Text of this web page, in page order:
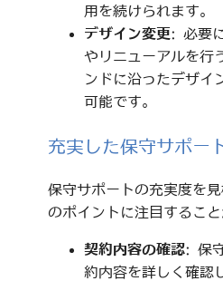
用を続けられます。
デザイン変更: 必要
やリニューアルを行
ンドに沿ったデザイ
可能です。
充実した保守サポー
保守サポートの充実度を
のポイントに注目すること
契約内容の確認: 保
約内容を詳しく確認